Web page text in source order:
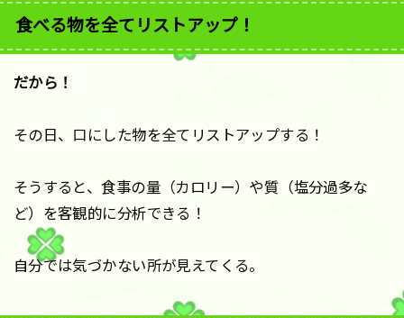
食べる物を全てリストアップ！
だから！
その日、口にした物を全てリストアップする！
そうすると、食事の量（カロリー）や質（塩分過多な
ど）を客観的に分析できる！
自分では気づかない所が見えてくる。